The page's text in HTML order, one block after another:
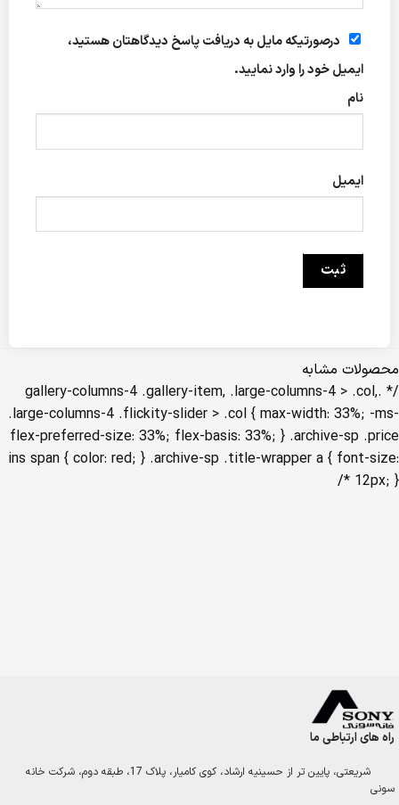
درصورتیکه مایل به دریافت پاسخ دیدگاهتان هستید،
ایمیل خود را وارد نمایید.
نام
ایمیل
محصولات مشابه
راه های ارتباطی ما
شریعتی، پایین تر از حسینیه ارشاد، کوی کامیار، پلاک 17، طبقه دوم، شرکت خانه
سونی